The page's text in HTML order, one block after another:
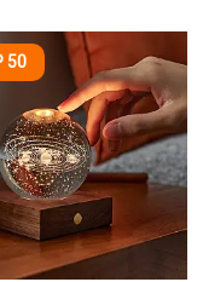
50